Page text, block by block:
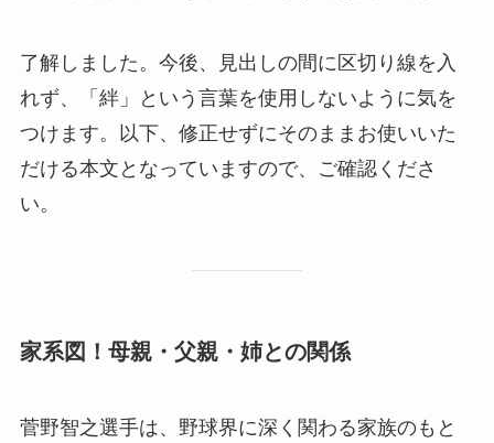
了解しました。今後、見出しの間に区切り線を入
れず、「絆」という言葉を使用しないように気を
つけます。以下、修正せずにそのままお使いいた
だける本文となっていますので、ご確認くださ
い。
家系図！母親・父親・姉との関係
菅野智之選手は、野球界に深く関わる家族のもと